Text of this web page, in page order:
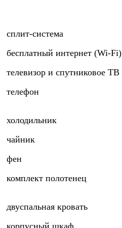
сплит-система
бесплатный интернет (Wi-Fi)
телевизор и спутниковое ТВ
телефон
холодильник
чайник
фен
комплект полотенец
двуспальная кровать